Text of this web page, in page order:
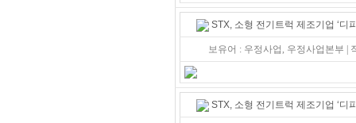
STX, 소형 전기트럭 제조기업 ‘디
보유어 : 우정사업, 우정사업본부
STX, 소형 전기트럭 제조기업 ‘디